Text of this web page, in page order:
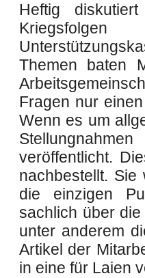
Heftig
Themen baten
Fragen nur
Wenn es um
veröffentlicht.
nachbestellt.
die einzigen
sachlich über
unter anderem
Artikel der
in eine für Laien